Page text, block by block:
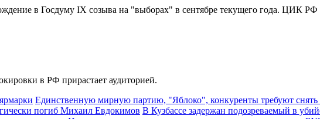
в Госдуму IX созыва на "выборах" в сентябре текущего года. ЦИК РФ
в РФ прирастает аудиторией.
Единственную мирную партию, "Яблоко", конкуренты требуют снять
погиб Михаил Евдокимов В Кузбассе задержан подозреваемый в